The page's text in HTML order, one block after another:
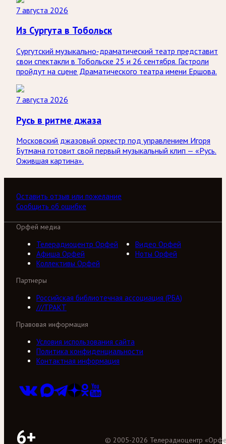
7 августа 2026
Из Сургута в Тобольск
Сургутский музыкально-драматический театр представит
свои спектакли в Тобольске 25 и 26 сентября. Гастроли
пройдут на сцене Драматического театра имени Ершова.
7 августа 2026
Русь в ритме джаза
Московский джазовый оркестр под управлением Игоря
Бутмана готовит свой первый музыкальный клип — «Русь.
Ожившая картина».
Оставить отзыв или пожелание
Сообщить об ошибке
Орфей медиа
Телерадиоцентр Орфей
Видео Орфей
Афиша Орфей
Ноты Орфей
Коллективы Орфей
Партнеры
Российская библиотечная ассоциация (РБА)
///ТРАКТ
Правовая информация
Условия использования сайта
Политика конфиденциальности
Контактная информация
6+ © 2005-2026 Телерадиоцентр